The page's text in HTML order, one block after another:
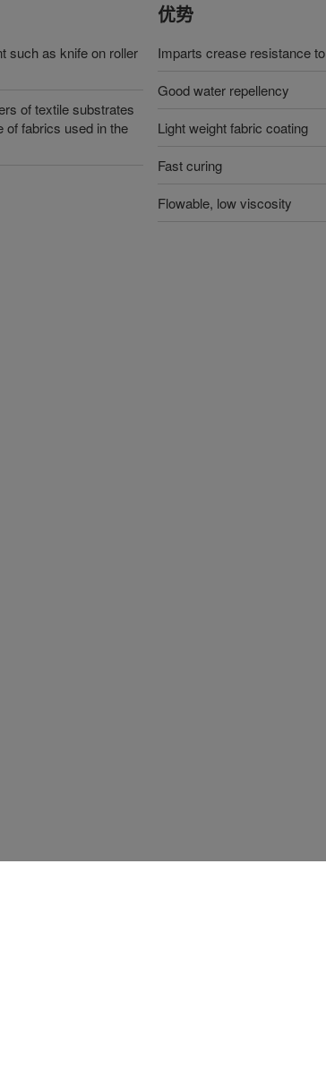
such as knife on roller
of textile substrates
of fabrics used in the
优势
Imparts crease resistance
Good water repellency
Light weight fabric coating
Fast curing
Flowable, low viscosity